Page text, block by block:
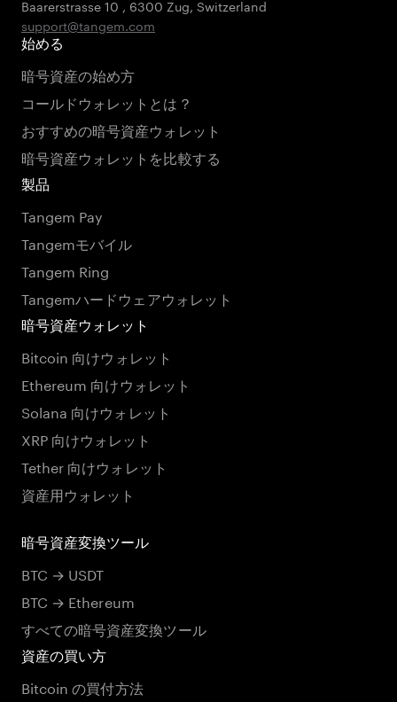
Baarerstrasse 10 , 6300 Zug, Switzerland
support@tangem.com
始める
暗号資産の始め方
コールドウォレットとは？
おすすめの暗号資産ウォレット
暗号資産ウォレットを比較する
製品
Tangem Pay
Tangemモバイル
Tangem Ring
Tangemハードウェアウォレット
暗号資産ウォレット
Bitcoin 向けウォレット
Ethereum 向けウォレット
Solana 向けウォレット
XRP 向けウォレット
Tether 向けウォレット
資産用ウォレット
暗号資産変換ツール
BTC → USDT
BTC → Ethereum
すべての暗号資産変換ツール
資産の買い方
Bitcoin の買付方法